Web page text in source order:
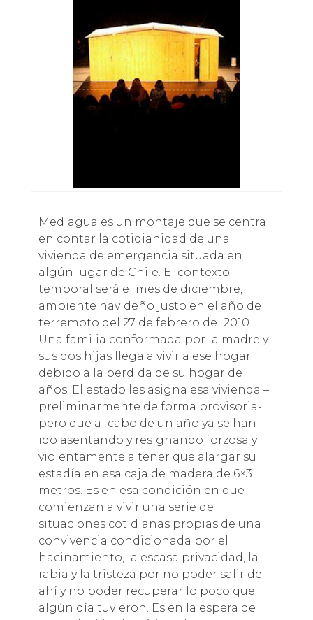
Mediagua es un montaje que se centra
en contar la cotidianidad de una
vivienda de emergencia situada en
algún lugar de Chile. El contexto
temporal será el mes de diciembre,
ambiente navideño justo en el año del
terremoto del 27 de febrero del 2010.
Una familia conformada por la madre y
sus dos hijas llega a vivir a ese hogar
debido a la perdida de su hogar de
años. El estado les asigna esa vivienda –
preliminarmente de forma provisoria-
pero que al cabo de un año ya se han
ido asentando y resignando forzosa y
violentamente a tener que alargar su
estadía en esa caja de madera de 6×3
metros. Es en esa condición en que
comienzan a vivir una serie de
situaciones cotidianas propias de una
convivencia condicionada por el
hacinamiento, la escasa privacidad, la
rabia y la tristeza por no poder salir de
ahí y no poder recuperar lo poco que
algún día tuvieron. Es en la espera de